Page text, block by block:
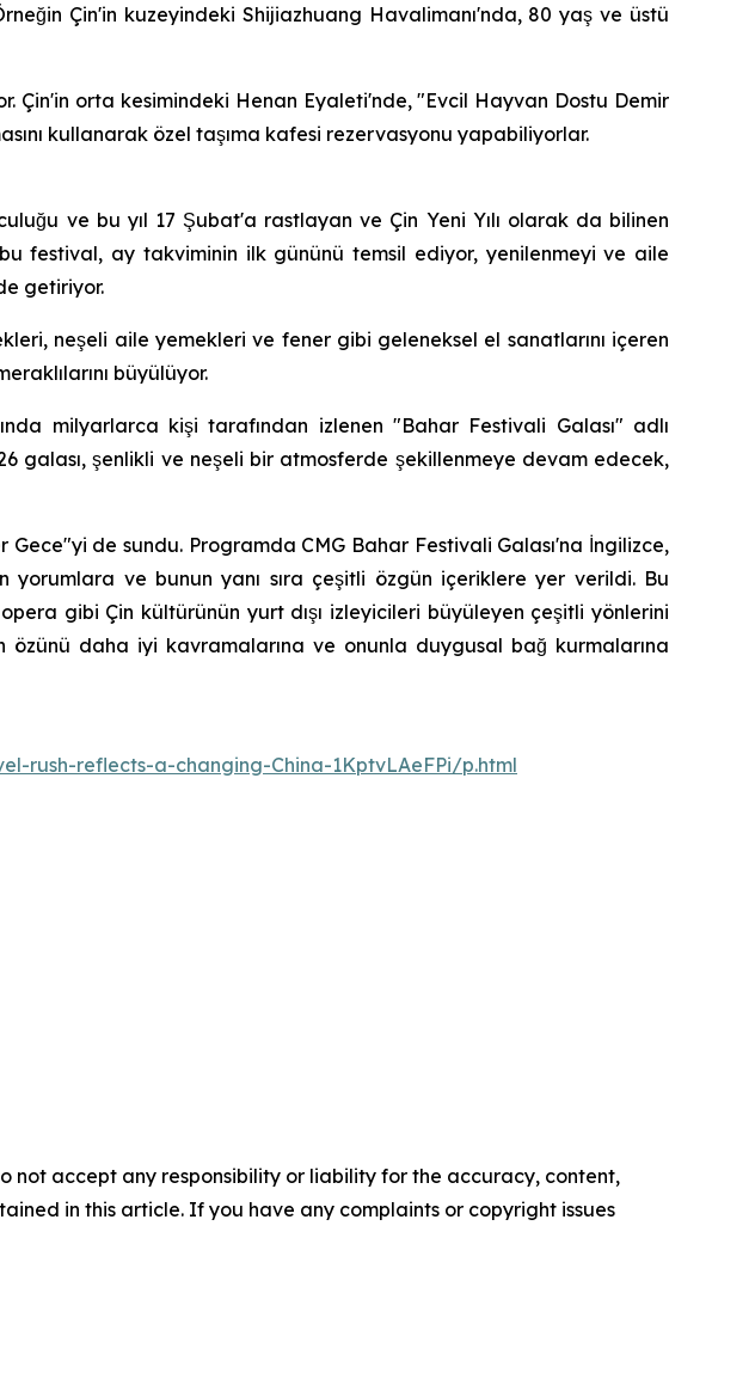
Çin'in kuzeyindeki Shijiazhuang Havalimanı'nda, 80 yaş ve üstü
Çin'in orta kesimindeki Henan Eyaleti'nde, "Evcil Hayvan Dostu Demir
kullanarak özel taşıma kafesi rezervasyonu yapabiliyorlar.
ve bu yıl 17 Şubat'a rastlayan ve Çin Yeni Yılı olarak da bilinen
festival, ay takviminin ilk gününü temsil ediyor, yenilenmeyi ve aile
getiriyor.
neşeli aile yemekleri ve fener gibi geleneksel el sanatlarını içeren
büyülüyor.
milyarlarca kişi tarafından izlenen "Bahar Festivali Galası" adlı
galası, şenlikli ve neşeli bir atmosferde şekillenmeye devam edecek,
Gece"yi de sundu. Programda CMG Bahar Festivali Galası'na İngilizce,
ve bunun yanı sıra çeşitli özgün içeriklere yer verildi. Bu
gibi Çin kültürünün yurt dışı izleyicileri büyüleyen çeşitli yönlerini
özünü daha iyi kavramalarına ve onunla duygusal bağ kurmalarına
rush-reflects-a-changing-China-1KptvLAeFPi/p.html
not accept any responsibility or liability for the accuracy, content,
in this article. If you have any complaints or copyright issues